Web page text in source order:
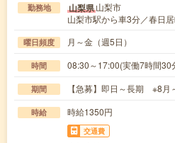
勤務地 山梨県山梨市
山梨市駅から車3分／春日
曜日頻度 月～金（週5日）
時間 08:30～17:00(実働7時間
期間 【急募】即日～長期 ※8月
時給 時給1350円
交通費